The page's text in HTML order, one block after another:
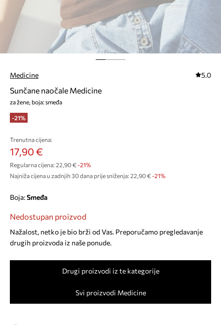
Medicine 5.0
Sunčane naočale Medicine
za žene, boja: smeđa
-21%
Trenutna cijena:
17,90 €
Regularna cijena: 22,90 €-21%
Najniža cijena u zadnjih 30 dana prije sniženja: 22,90 € -21%
Boja: smeđa
Nedostupan proizvod
Nažalost, netko je bio brži od Vas. Preporučamo pregledavanje
drugih proizvoda iz naše ponude.
Drugi proizvodi iz te kategorije
Svi proizvodi Medicine